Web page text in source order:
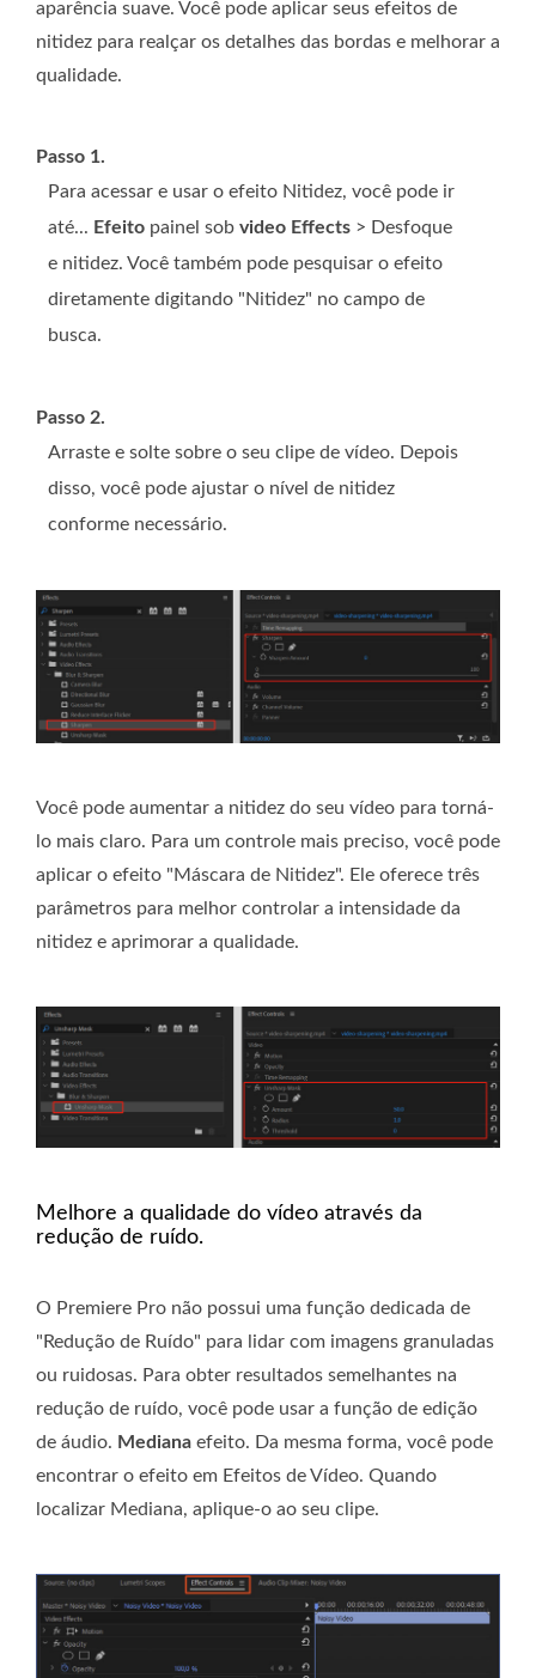
aparência suave. Você pode aplicar seus efeitos de
nitidez para realçar os detalhes das bordas e melhorar a
qualidade.
Passo 1.
Para acessar e usar o efeito Nitidez, você pode ir
até... Efeito painel sob video Effects > Desfoque
e nitidez. Você também pode pesquisar o efeito
diretamente digitando "Nitidez" no campo de
busca.
Passo 2.
Arraste e solte sobre o seu clipe de vídeo. Depois
disso, você pode ajustar o nível de nitidez
conforme necessário.
Você pode aumentar a nitidez do seu vídeo para torná-
lo mais claro. Para um controle mais preciso, você pode
aplicar o efeito "Máscara de Nitidez". Ele oferece três
parâmetros para melhor controlar a intensidade da
nitidez e aprimorar a qualidade.
Melhore a qualidade do vídeo através da
redução de ruído.
O Premiere Pro não possui uma função dedicada de
"Redução de Ruído" para lidar com imagens granuladas
ou ruidosas. Para obter resultados semelhantes na
redução de ruído, você pode usar a função de edição
de áudio. Mediana efeito. Da mesma forma, você pode
encontrar o efeito em Efeitos de Vídeo. Quando
localizar Mediana, aplique-o ao seu clipe.